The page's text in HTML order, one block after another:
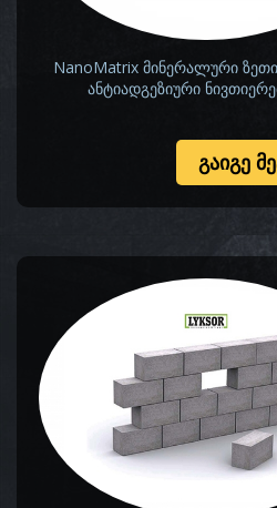
NanoMatrix მინერალური
ანტიადგეზიური
ᲒᲐᲘᲒᲔ